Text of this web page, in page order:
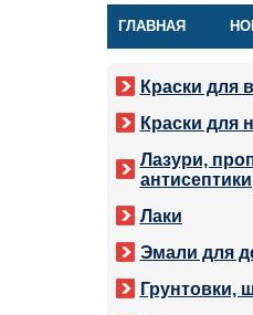
ГЛАВНАЯ
Краски для
Краски для
Лазури,
антисептики
Лаки
Эмали для
Грунтовки,